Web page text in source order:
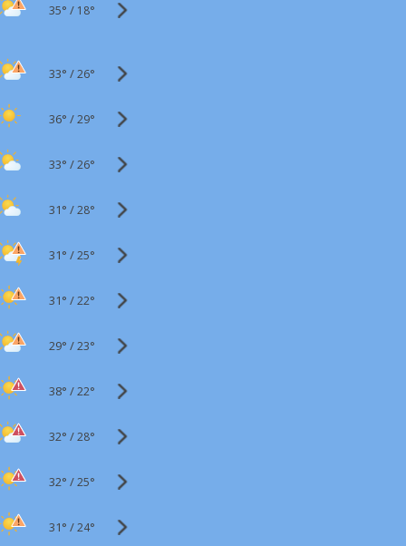
35° / 18°
33° /26°
36° /29°
33° /26°
31° /28°
31° /25°
31° /22°
29° /23°
38° /22°
32° /28°
32° /25°
31° /24°